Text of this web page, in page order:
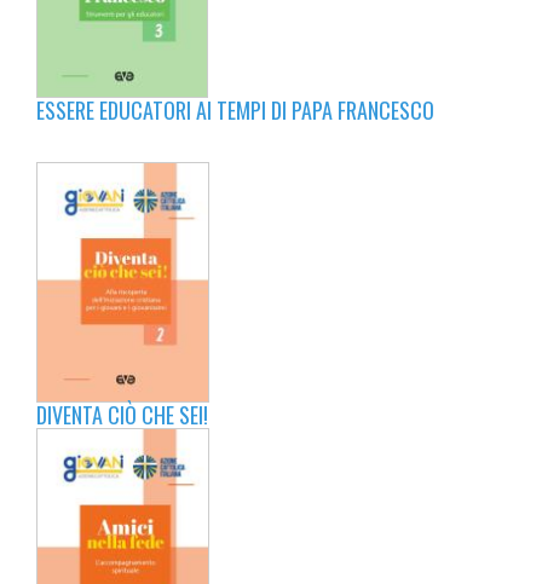
ESSERE EDUCATORI AI TEMPI DI PAPA FRANCESCO
DIVENTA CIÒ CHE SEI!